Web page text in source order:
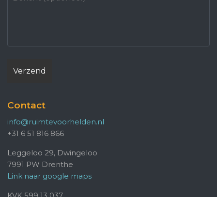
Contact
info@ruimtevoorhelden.nl
+31 6 51 816 866
Leggeloo 29, Dwingeloo
7991 PW Drenthe
Link naar google maps